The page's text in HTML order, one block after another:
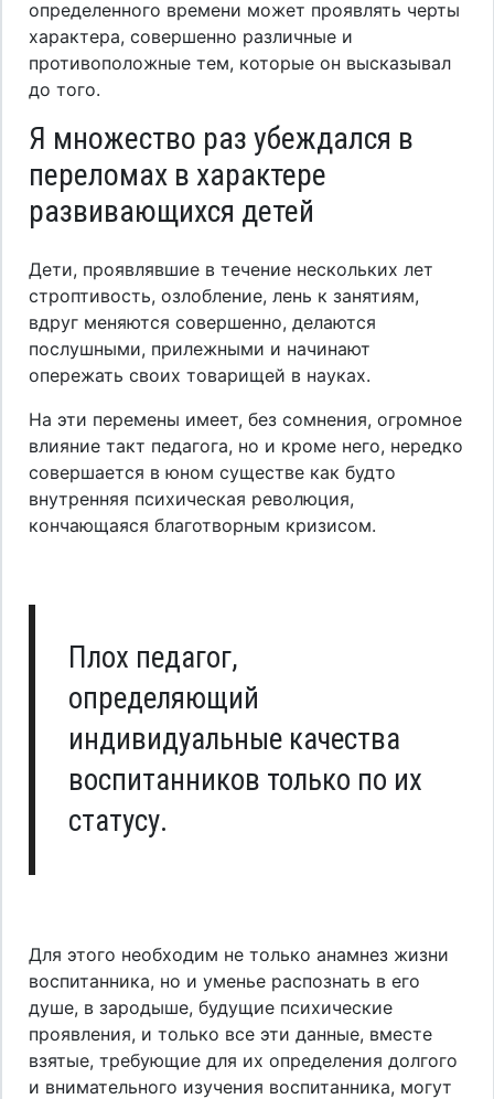
определенного времени может проявлять черты
характера, совершенно различные и
противоположные тем, которые он высказывал
до того.
Я множество раз убеждался в
переломах в характере
развивающихся детей
Дети, проявлявшие в течение нескольких лет
строптивость, озлобление, лень к занятиям,
вдруг меняются совершенно, делаются
послушными, прилежными и начинают
опережать своих товарищей в науках.
На эти перемены имеет, без сомнения, огромное
влияние такт педагога, но и кроме него, нередко
совершается в юном существе как будто
внутренняя психическая революция,
кончающаяся благотворным кризисом.
Плох педагог,
определяющий
индивидуальные качества
воспитанников только по их
статусу.
Для этого необходим не только анамнез жизни
воспитанника, но и уменье распознать в его
душе, в зародыше, будущие психические
проявления, и только все эти данные, вместе
взятые, требующие для их определения долгого
и внимательного изучения воспитанника, могут